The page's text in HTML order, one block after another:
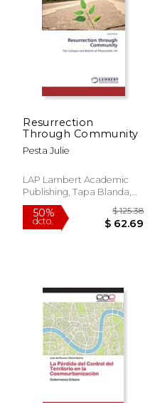
6%
dcto.
$ 72.79
$ 68.51
Resurrection
Through Community
Pesta Julie
LAP Lambert Academic
Publishing, Tapa Blanda,
Nuevo